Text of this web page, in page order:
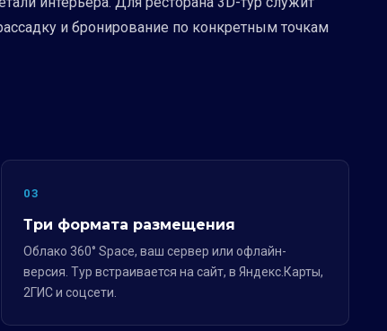
и бронирование по конкретным точкам
03
Три формата размещения
Облако 360° Space, ваш сервер или офлайн-
версия. Тур встраивается на сайт, в Яндекс.Карты,
2ГИС и соцсети.